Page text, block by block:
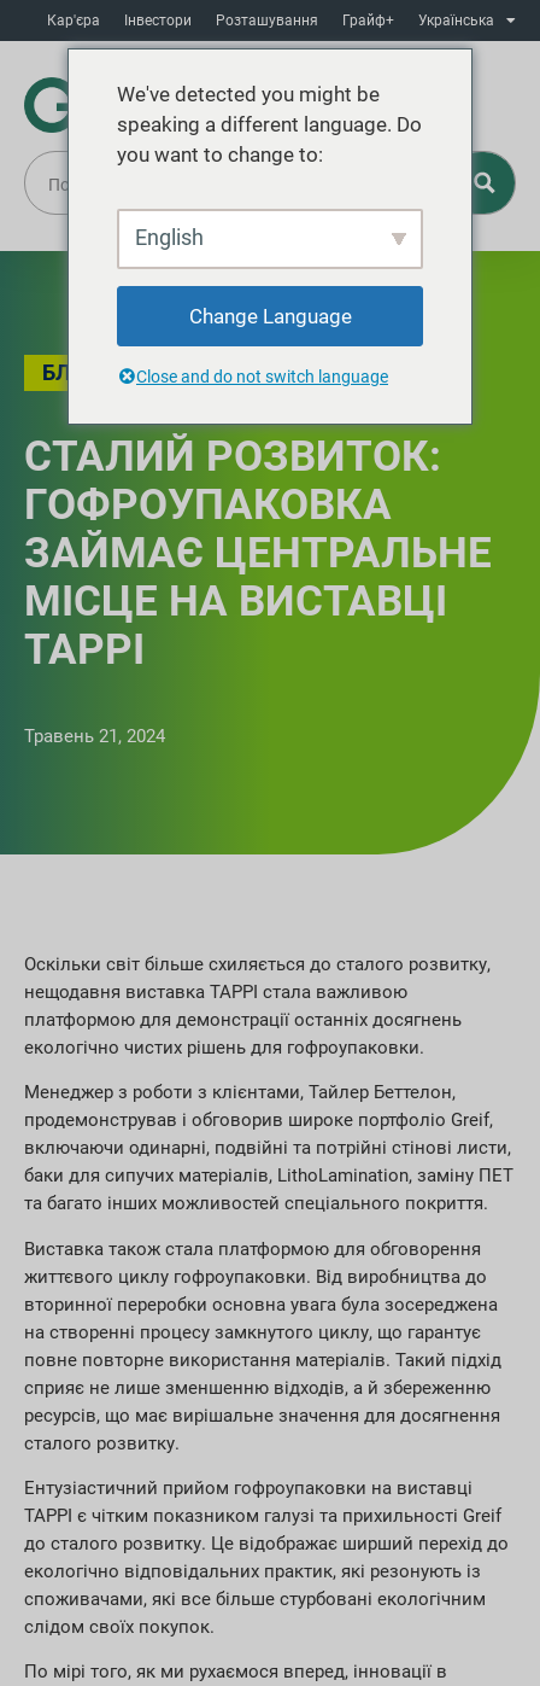
Кар'єра Інвестори Розташування Грайф+ Українська
БЛОГ СТІЙКІСТЬ
СТАЛИЙ РОЗВИТОК:
ГОФРОУПАКОВКА
ЗАЙМАЄ ЦЕНТРАЛЬНЕ
МІСЦЕ НА ВИСТАВЦІ
TAPPI
Травень 21, 2024
Оскільки світ більше схиляється до сталого розвитку,
нещодавня виставка TAPPI стала важливою
платформою для демонстрації останніх досягнень
екологічно чистих рішень для гофроупаковки.
Менеджер з роботи з клієнтами, Тайлер Беттелон,
продемонстрував і обговорив широке портфоліо Greif,
включаючи одинарні, подвійні та потрійні стінові листи,
баки для сипучих матеріалів, LithoLamination, заміну ПЕТ
та багато інших можливостей спеціального покриття.
Виставка також стала платформою для обговорення
життєвого циклу гофроупаковки. Від виробництва до
вторинної переробки основна увага була зосереджена
на створенні процесу замкнутого циклу, що гарантує
повне повторне використання матеріалів. Такий підхід
сприяє не лише зменшенню відходів, а й збереженню
ресурсів, що має вирішальне значення для досягнення
сталого розвитку.
Ентузіастичний прийом гофроупаковки на виставці
TAPPI є чітким показником галузі та прихильності Greif
до сталого розвитку. Це відображає ширший перехід до
екологічно відповідальних практик, які резонують із
споживачами, які все більше стурбовані екологічним
слідом своїх покупок.
По мірі того, як ми рухаємося вперед, інновації в
We've detected you might be
speaking a different language. Do
you want to change to:
English
Change Language
Close and do not switch language